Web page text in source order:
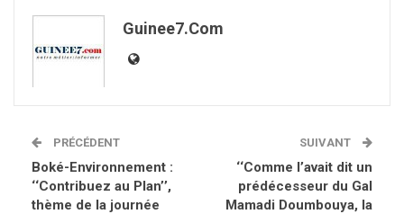
Guinee7.com
PRÉCÉDENT
Boké-Environnement :
‘‘Contribuez au Plan’’,
thème de la journée
SUIVANT
‘‘Comme l’avait dit un
prédécesseur du Gal
Mamadi Doumbouya, la